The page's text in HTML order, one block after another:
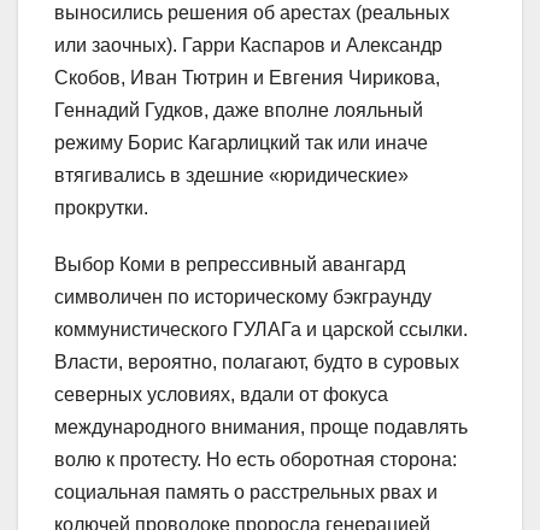
выносились решения об арестах (реальных
или заочных). Гарри Каспаров и Александр
Скобов, Иван Тютрин и Евгения Чирикова,
Геннадий Гудков, даже вполне лояльный
режиму Борис Кагарлицкий так или иначе
втягивались в здешние «юридические»
прокрутки.
Выбор Коми в репрессивный авангард
символичен по историческому бэкграунду
коммунистического ГУЛАГа и царской ссылки.
Власти, вероятно, полагают, будто в суровых
северных условиях, вдали от фокуса
международного внимания, проще подавлять
волю к протесту. Но есть оборотная сторона:
социальная память о расстрельных рвах и
колючей проволоке проросла генерацией